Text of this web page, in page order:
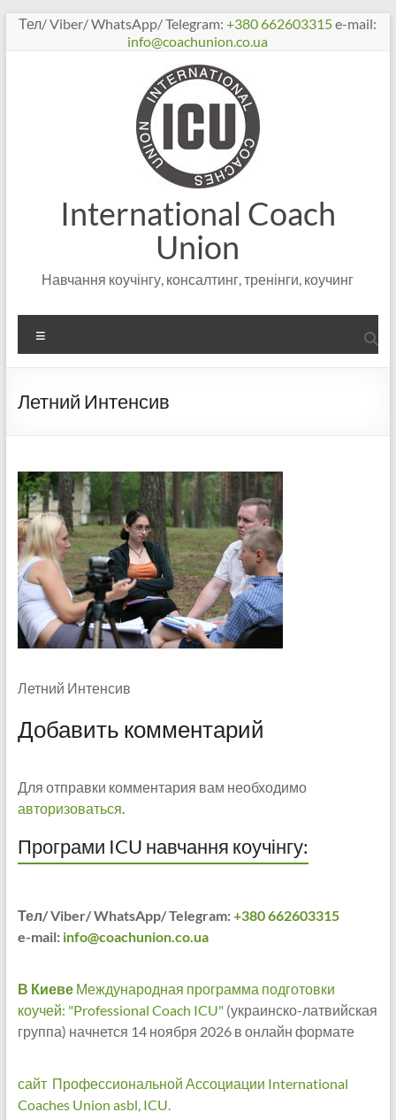
Перейти
Тел/ Viber/ WhatsApp/ Telegram:+380 662603315e-mail:
info@coachunion.co.ua
International Coach
Union
Навчання коучінгу, консалтинг, тренінги, коучинг
Летний Интенсив
Летний Интенсив
Добавить комментарий
Для отправки комментария вам необходимо
авторизоваться.
Програми ICU навчання коучінгу:
Тел/ Viber/ WhatsApp/ Telegram:+380 662603315
e-mail: info@coachunion.co.ua
В КиевеМеждународная программа подготовки
коучей: "Professional Coach ICU"(украинско-латвийская
группа) начнется 14 ноября 2026 в онлайн формате
сайт Профессиональной Ассоциации International
Coaches Union asbl, ICU.